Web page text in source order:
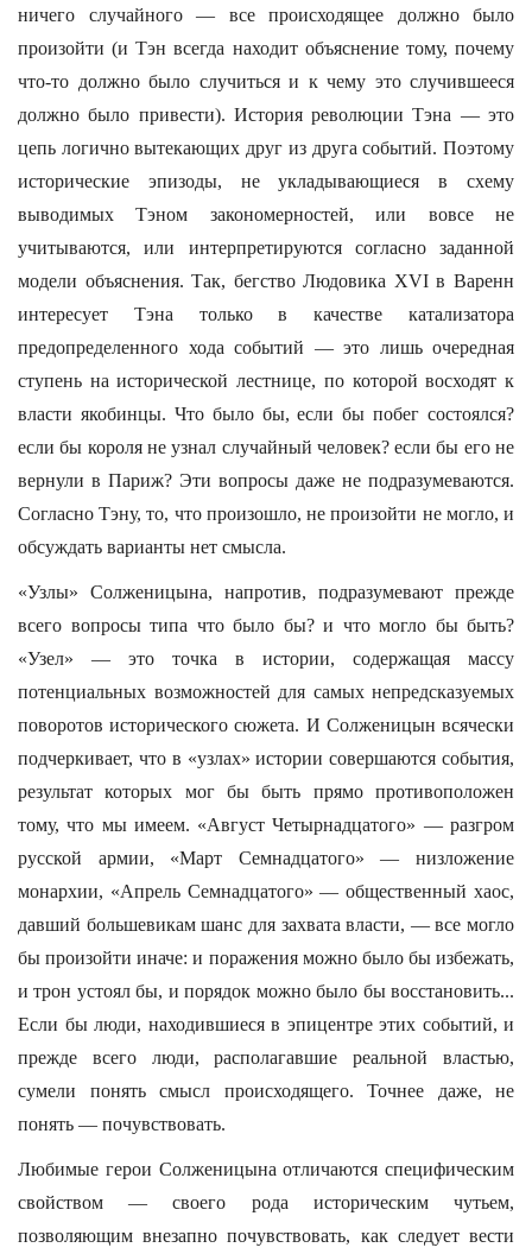
ничего случайного — все происходящее должно было
произойти (и Тэн всегда находит объяснение тому, почему
что-то должно было случиться и к чему это случившееся
должно было привести). История революции Тэна — это
цепь логично вытекающих друг из друга событий. Поэтому
исторические эпизоды, не укладывающиеся в схему
выводимых Тэном закономерностей, или вовсе не
учитываются, или интерпретируются согласно заданной
модели объяснения. Так, бегство Людовика XVI в Варенн
интересует Тэна только в качестве катализатора
предопределенного хода событий — это лишь очередная
ступень на исторической лестнице, по которой восходят к
власти якобинцы. Что было бы, если бы побег состоялся?
если бы короля не узнал случайный человек? если бы его не
вернули в Париж? Эти вопросы даже не подразумеваются.
Согласно Тэну, то, что произошло, не произойти не могло, и
обсуждать варианты нет смысла.
«Узлы» Солженицына, напротив, подразумевают прежде
всего вопросы типа что было бы? и что могло бы быть?
«Узел» — это точка в истории, содержащая массу
потенциальных возможностей для самых непредсказуемых
поворотов исторического сюжета. И Солженицын всячески
подчеркивает, что в «узлах» истории совершаются события,
результат которых мог бы быть прямо противоположен
тому, что мы имеем. «Август Четырнадцатого» — разгром
русской армии, «Март Семнадцатого» — низложение
монархии, «Апрель Семнадцатого» — общественный хаос,
давший большевикам шанс для захвата власти, — все могло
бы произойти иначе: и поражения можно было бы избежать,
и трон устоял бы, и порядок можно было бы восстановить...
Если бы люди, находившиеся в эпицентре этих событий, и
прежде всего люди, располагавшие реальной властью,
сумели понять смысл происходящего. Точнее даже, не
понять — почувствовать.
Любимые герои Солженицына отличаются специфическим
свойством — своего рода историческим чутьем,
позволяющим внезапно почувствовать, как следует вести